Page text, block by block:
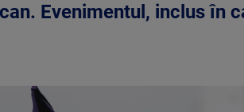
Evenimentul, inclus în